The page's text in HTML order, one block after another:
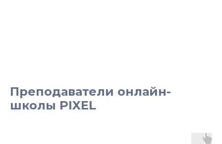
Преподаватели онлайн-
школы PIXEL